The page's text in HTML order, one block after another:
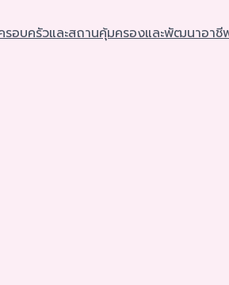
รอบครัวและสถานคุ้มครองและพัฒนาอ